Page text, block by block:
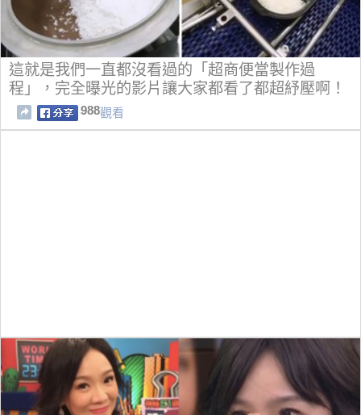
這就是我們一直都沒看過的「超商便當製作過
程」，完全曝光的影片讓大家都看了都超紓壓啊！
988觀看